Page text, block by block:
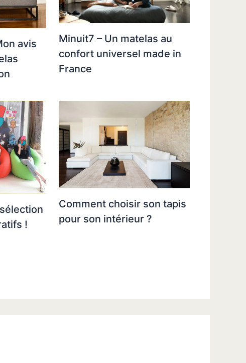
avis
Minuit7 – Un matelas au
confort universel made in
France
!
Comment choisir son tapis
pour son intérieur ?